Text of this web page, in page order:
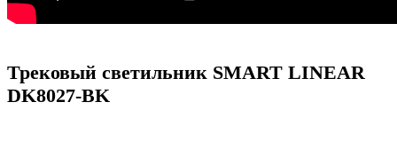
Трековый светильник SMART LINEAR
DK8027-BK